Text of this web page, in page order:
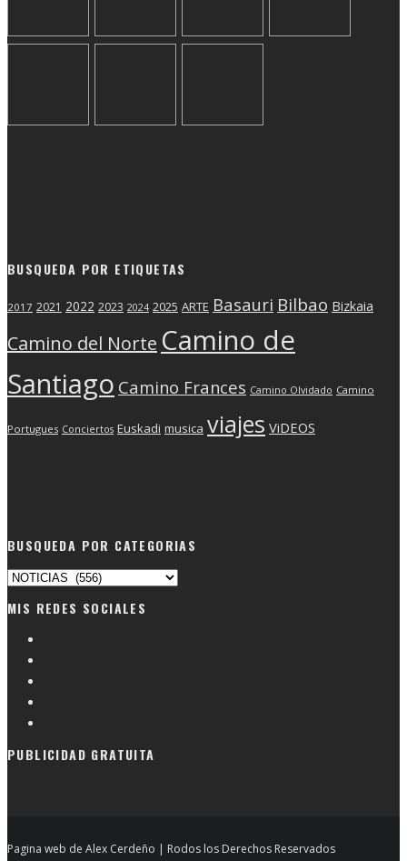
BUSQUEDA POR ETIQUETAS
2017 2021 2022 2023 2024 2025 ARTE Basauri Bilbao Bizkaia
Camino del Norte Camino de
Santiago Camino Frances Camino Olvidado Camino
Portugues Conciertos Euskadi musica viajes ViDEOS
BUSQUEDA POR CATEGORIAS
Busqueda
categorias
MIS REDES SOCIALES
PUBLICIDAD GRATUITA
Pagina web de Alex Cerdeño | Rodos los Derechos Reservados